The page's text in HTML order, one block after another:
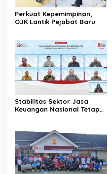
Perkuat Kepemimpinan,
OJK Lantik Pejabat Baru
Stabilitas Sektor Jasa
Keuangan Nasional Tetap